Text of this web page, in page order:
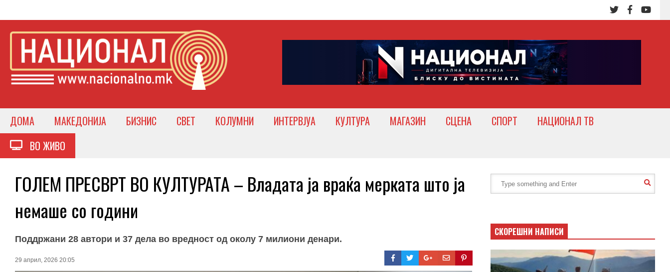
ДОМА МАКЕДОНИЈА БИЗНИС СВЕТ КОЛУМНИ ИНТЕРВЈУА КУЛТУРА МАГАЗИН СЦЕНА СПОРТ
НАЦИОНАЛ ТВ
ВО ЖИВО
ГОЛЕМ ПРЕСВРТ ВО КУЛТУРАТА – Владата ја враќа мерката што ја
немаше со години
Поддржани 28 автори и 37 дела во вредност од околу 7 милиони денари.
29 април, 2026 20:05
СКОРЕШНИ НАПИСИ